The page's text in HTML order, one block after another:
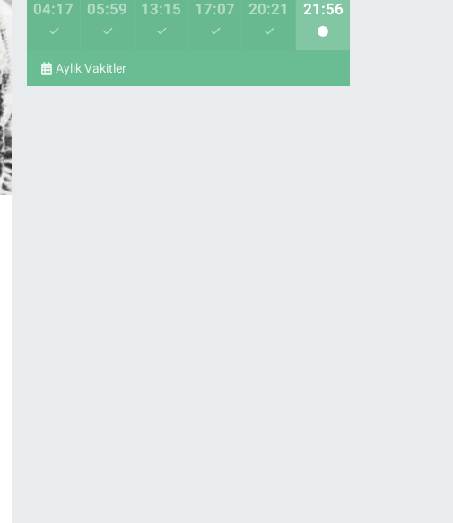
04:17 05:59 13:15 17:07 20:21 21:56
Aylık Vakitler